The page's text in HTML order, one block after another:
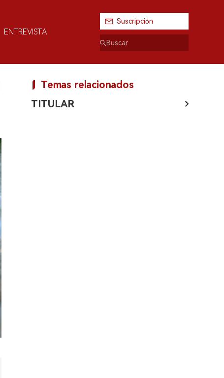
ENTREVISTA
Suscripción
Temas relacionados
TITULAR